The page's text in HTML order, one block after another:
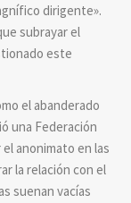
dirigente».
subrayar el
este
el abanderado
una Federación
anonimato en las
la relación con el
suenan vacías